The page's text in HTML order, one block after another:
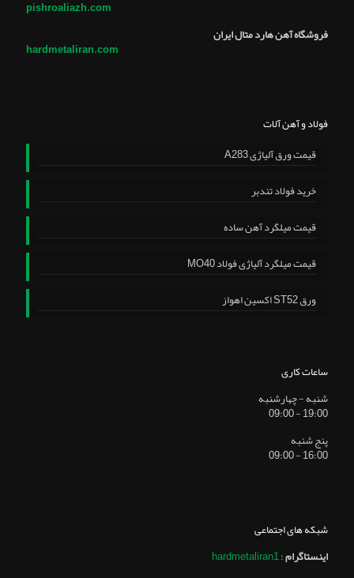
pishroaliazh.com
فروشگاه آهن هارد متال ایران
hardmetaliran.com
فولاد و آهن آلات
قیمت ورق آلیاژی A283
خرید فولاد تندبر
قیمت میلگرد آهن ساده
قیمت میلگرد آلیاژی فولاد MO40
ورق ST52 اکسین اهواز
ساعات کاری
شنبه - چهارشنبه
19:00 - 09:00
پنج شنبه
16:00 - 09:00
شبکه های اجتماعی
اینستاگرام:
hardmetaliran1